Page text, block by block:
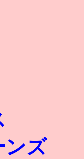
ンズ